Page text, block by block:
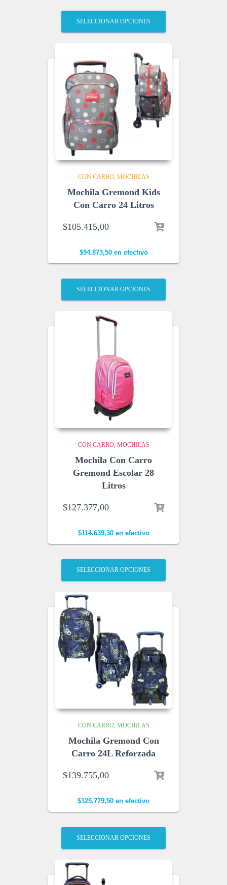
SELECCIONAR OPCIONES
CON CARRO MOCHILAS
Mochila Gremond Kids
Con Carro 24 Litros
$105.415,00
$94.873,50en efectivo
SELECCIONAR OPCIONES
CON CARRO MOCHILAS
Mochila Con Carro
Gremond Escolar 28
Litros
$127.377,00
$114.639,30en efectivo
SELECCIONAR OPCIONES
CON CARRO MOCHILAS
Mochila Gremond Con
Carro 24L Reforzada
$139.755,00
$125.779,50 en efectivo
SELECCIONAR OPCIONES